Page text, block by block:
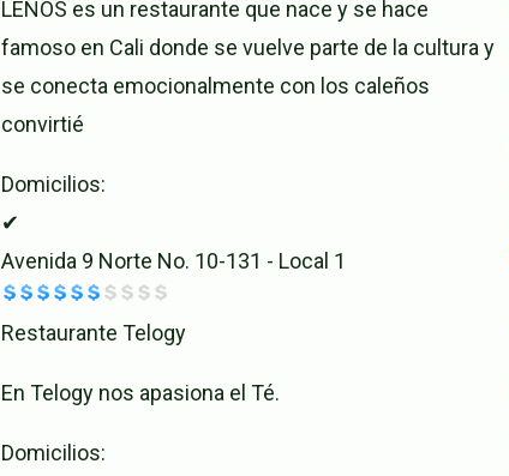
LEÑOS es un restaurante que nace y se hace
famoso en Cali donde se vuelve parte de la cultura y
se conecta emocionalmente con los caleños
convirtié
Domicilios:
✔
Avenida 9 Norte No. 10-131 - Local 1
Restaurante Telogy
En Telogy nos apasiona el Té.
Domicilios: